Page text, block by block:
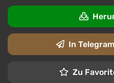
In
Zu